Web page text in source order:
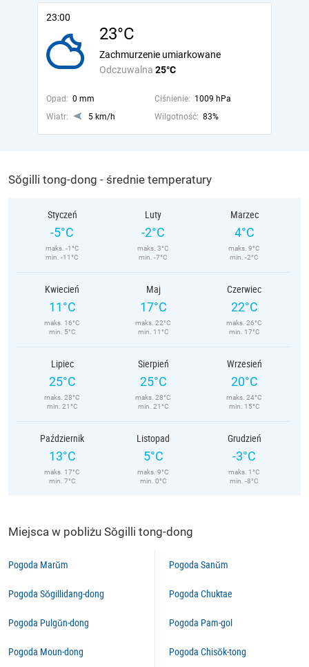
23:00
23°C
Odczuwalna 25°C
Zachmurzenie umiarkowane
Opad: 0 mm Ciśnienie: 1009 hPa
Wiatr:
5 km/h Wilgotność: 83%
Sŏgilli tong-dong - średnie temperatury
Styczeń
-5°C
maks. -1°C
min. -11°C
Luty
-2°C
maks. 3°C
min. -7°C
Marzec
4°C
maks. 9°C
min. -2°C
Kwiecień
11°C
maks. 16°C
min. 5°C
Maj
17°C
maks. 22°C
min. 11°C
Czerwiec
22°C
maks. 26°C
min. 17°C
Lipiec
25°C
maks. 28°C
min. 21°C
Sierpień
25°C
maks. 28°C
min. 21°C
Wrzesień
20°C
maks. 24°C
min. 15°C
Październik
13°C
maks. 17°C
min. 7°C
Listopad
5°C
maks. 9°C
min. 0°C
Grudzień
-3°C
maks. 1°C
min. -8°C
Miejsca w pobliżu Sŏgilli tong-dong
Pogoda Marŭm
Pogoda Sŏgillidang-dong
Pogoda Pulgŭn-dong
Pogoda Moun-dong
Pogoda Sanŭm
Pogoda Chuktae
Pogoda Pam-gol
Pogoda Chisŏk-tong